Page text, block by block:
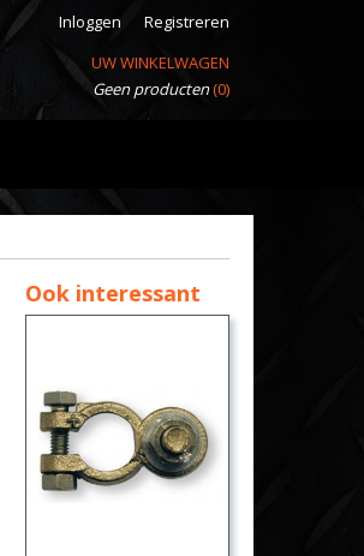
Inloggen
Registreren
UW WINKELWAGEN
Geen producten(0)
Ook interessant